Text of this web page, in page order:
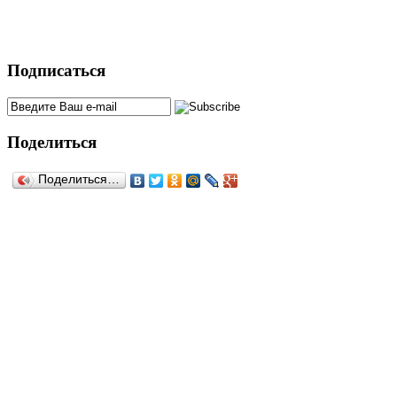
Подписаться
Поделиться
Поделиться…